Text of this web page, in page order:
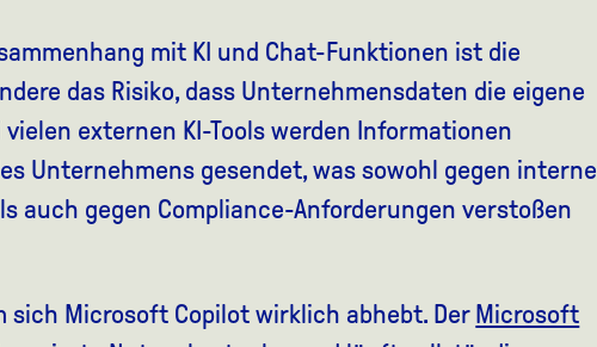
mit KI und Chat-Funktionen ist die
das Risiko, dass Unternehmensdaten die eigene
vielen externen KI-Tools werden Informationen
Unternehmens gesendet, was sowohl gegen interne
auch gegen Compliance-Anforderungen verstoßen
sich Microsoft Copilot wirklich abhebt. Der Microsoft